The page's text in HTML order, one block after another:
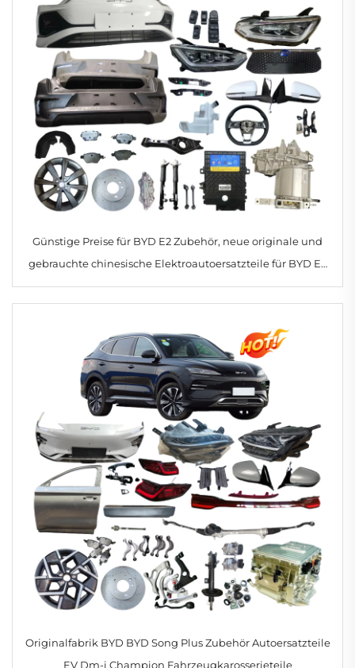
Günstige Preise für BYD E2 Zubehör, neue originale und
gebrauchte chinesische Elektroautoersatzteile für BYD E2
Teile
Originalfabrik BYD BYD Song Plus Zubehör Autoersatzteile
EV Dm-i Champion Fahrzeugkarosserieteile